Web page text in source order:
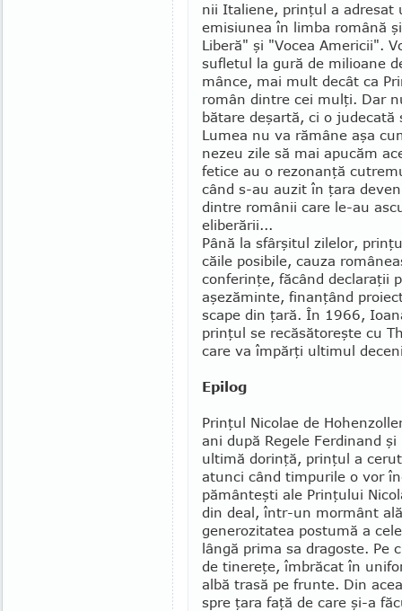
nii Italiene, prinţul a adresat
emisiu­nea în limba română
Liberă" şi "Vocea Ame­ricii".
sufletul la gură de milioane
mânce, mai mult decât ca
român dintre cei mulţi. Dar
bătare deşartă, ci o
Lumea nu va rămâne aşa
nezeu zile să mai apu­căm
fetice au o rezonanţă
când s-au auzit în ţara
dintre românii care le-au
eliberării...
Până la sfârşitul zilelor,
căile posibile, cauza
conferinţe, făcând declaraţii
aşezăminte, fi­nan­ţând
scape din ţară. În 1966,
prinţul se recăsătoreşte cu
care va împărţi ultimul
Epilog
Prinţul Nicolae de
ani după Regele Ferdinand
ultimă dorinţă, prin­ţul a
atunci când timpurile o vor
pământeşti ale Prinţului
din deal, într-un mormânt
generozitatea postumă a
lângă prima sa dragoste. Pe
de tinereţe, îm­brăcat în
albă trasă pe frunte. Din
spre ţara faţă de care şi-a